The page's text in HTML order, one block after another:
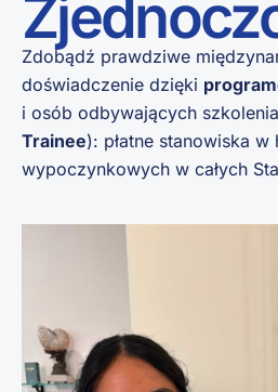
Zdobądź prawdziwe
doświadczenie dzięki
i osób odbywających
Trainee): płatne stanowiska
wypoczynkowych w całych